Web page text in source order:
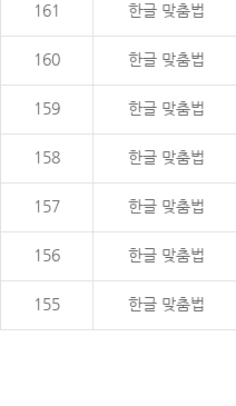
161 한글 맞춤법
160 한글 맞춤법
159 한글 맞춤법
158 한글 맞춤법
157 한글 맞춤법
156 한글 맞춤법
155 한글 맞춤법